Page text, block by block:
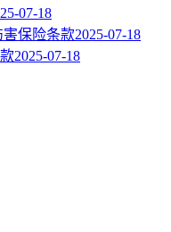
07-18
害保险条款2025-07-18
2025-07-18